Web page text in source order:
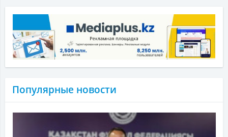
Популярные новости